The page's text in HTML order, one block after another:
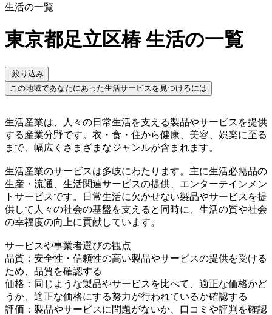
生活の一覧
東京都足立区椿 生活の一覧
絞り込み
この地域であなたにあった生活サービスを見つけるには
生活産業は、人々の日常生活を支える製品やサービスを提供
する産業分野です。衣・食・住から健康、美容、娯楽に至る
まで、幅広くさまざまなジャンルが含まれます。
生活産業のサービスは多岐にわたります。主に生活必需品の
生産・流通、生活関連サービスの提供、エンターテインメン
トサービスです。日常生活に欠かせない製品やサービスを提
供して人々の社会の基盤を支えると同時に、生活の質や社会
の幸福度の向上に貢献しています。
サービスや事業者選びの観点
品質：安全性・信頼性の高い製品やサービスの提供を受ける
ため、品質を確認する
価格：同じような製品やサービスを比べて、適正な価格かど
うか、適正な価格にする努力が行われているか確認する
評価：製品やサービスに問題がないか、口コミや評判を確認